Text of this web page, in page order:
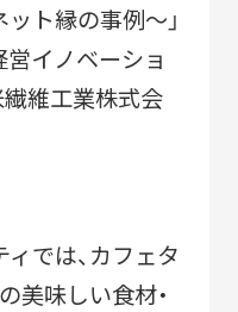
ト縁の事例～」
営イノベーショ
繊維工業株式会
では、カフェタ
美味しい食材・